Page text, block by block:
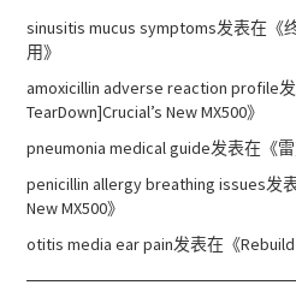
sinusitis mucus symptoms发表在《
用》
amoxicillin adverse reaction profile
TearDown]Crucial’s New MX500》
pneumonia medical guide发表在《
penicillin allergy breathing issues发
New MX500》
otitis media ear pain发表在《